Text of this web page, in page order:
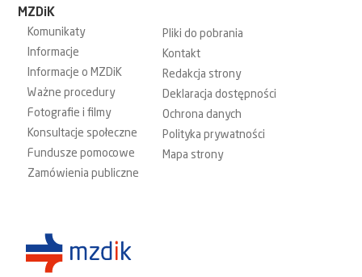
MZDiK
Komunikaty
Informacje
Informacje o MZDiK
Ważne procedury
Fotografie i filmy
Konsultacje społeczne
Fundusze pomocowe
Zamówienia publiczne
Pliki do pobrania
Kontakt
Redakcja strony
Deklaracja dostępności
Ochrona danych
Polityka prywatności
Mapa strony